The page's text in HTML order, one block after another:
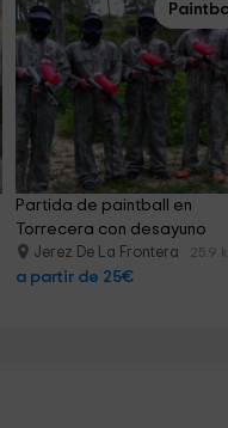
Partida de paintball en
Torrecera con desayuno
Jerez De La Frontera 25.9
a partir de 25€